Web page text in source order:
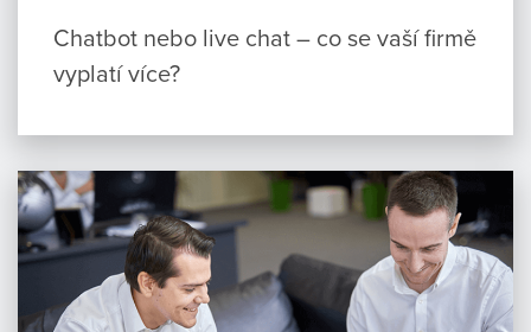
Chatbot nebo live chat – co se vaší firmě
vyplatí více?